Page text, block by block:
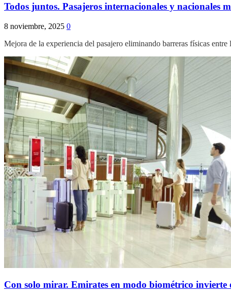
Todos juntos. Pasajeros internacionales y
8 noviembre, 2025 0
Mejora de la experiencia del pasajero eliminando barreras físicas
Con solo mirar. Emirates en modo biométrico